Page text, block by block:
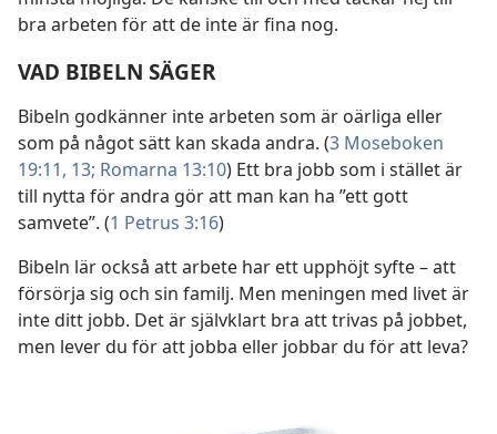
bra arbeten för att de inte är fina nog.
VAD BIBELN SÄGER
Bibeln godkänner inte arbeten som är oärliga eller
som på något sätt kan skada andra. (3 Moseboken
19:11, 13; Romarna 13:10) Ett bra jobb som i stället är
till nytta för andra gör att man kan ha ”ett gott
samvete”. (1 Petrus 3:16)
Bibeln lär också att arbete har ett upphöjt syfte – att
försörja sig och sin familj. Men meningen med livet är
inte ditt jobb. Det är självklart bra att trivas på jobbet,
men lever du för att jobba eller jobbar du för att leva?